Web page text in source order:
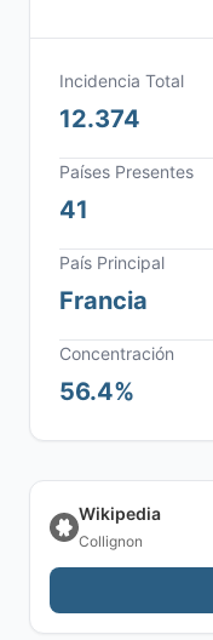
Incidencia Total
12.374
Países Presentes
41
País Principal
Francia
Concentración
56.4%
Wikipedia
Collignon